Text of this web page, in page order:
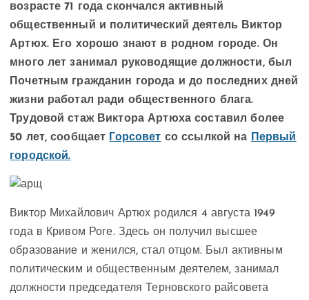
возрасте 71 года скончался активный
общественный и политический деятель Виктор
Артюх. Его хорошо знают в родном городе. Он
много лет занимал руководящие должности, был
Почетным гражданин города и до последних дней
жизни работал ради общественного блага.
Трудовой стаж Виктора Артюха составил более
50 лет, сообщает
Горсовет со ссылкой на
Первый
городской.
Виктор Михайлович Артюх родился 4 августа 1949
года в Кривом Роге. Здесь он получил высшее
образование и женился, стал отцом. Был активным
политическим и общественным деятелем, занимал
должности председателя Терновского райсовета